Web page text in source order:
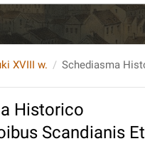
XVIII w.
Historico
Scandianis Et